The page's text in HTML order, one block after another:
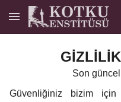
Son
Güvenliğiniz bizim